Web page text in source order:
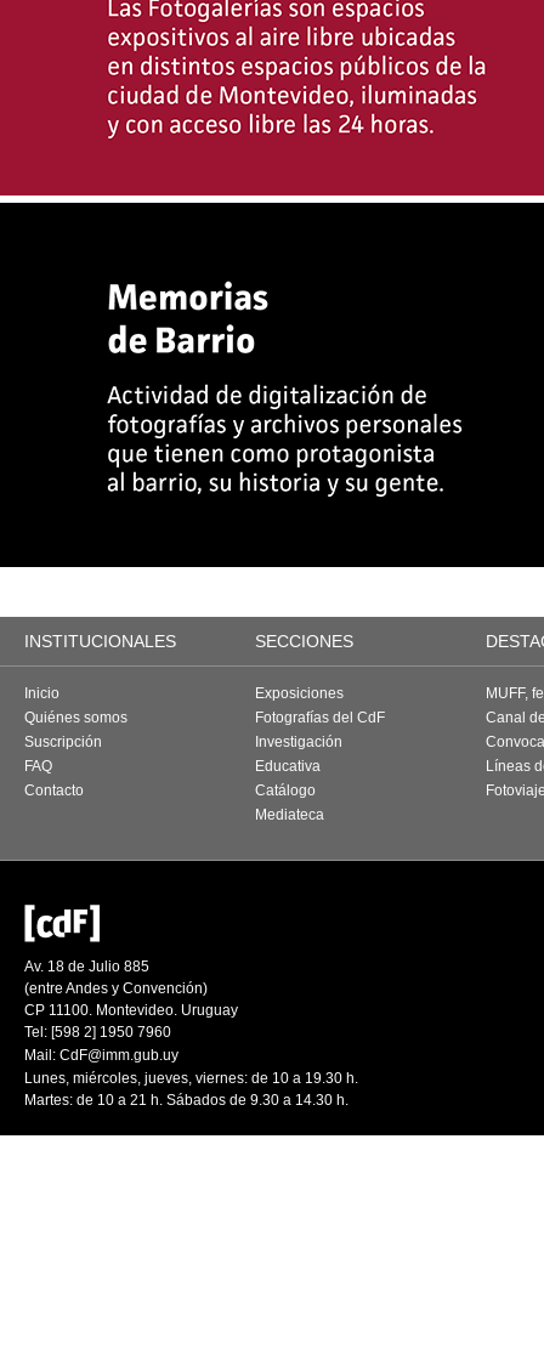
INSTITUCIONALES SECCIONES
Inicio
Quiénes somos
Suscripción
FAQ
Contacto
Exposiciones
Fotografías del CdF
Investigación
Educativa
Catálogo
Mediateca
MUFF,
Canal
Líneas
Av. 18 de Julio 885
(entre Andes y Convención)
CP 11100. Montevideo. Uruguay
Tel: [598 2] 1950 7960
Mail: CdF@imm.gub.uy
Lunes, miércoles, jueves, viernes: de 10 a 19.30 h.
Martes: de 10 a 21 h. Sábados de 9.30 a 14.30 h.